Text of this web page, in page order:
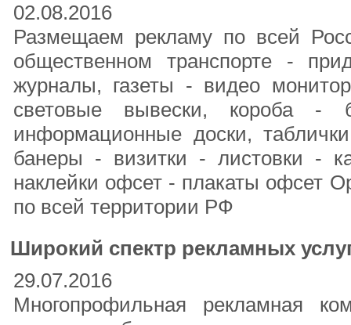
02.08.2016
Размещаем рекламу по всей
общественном транспорте -
журналы, газеты - видео
световые вывески, короба -
информационные доски,
банеры - визитки - листовки -
наклейки офсет - плакаты офсет
по всей территории РФ
Широкий спектр рекламных
29.07.2016
Многопрофильная рекламная